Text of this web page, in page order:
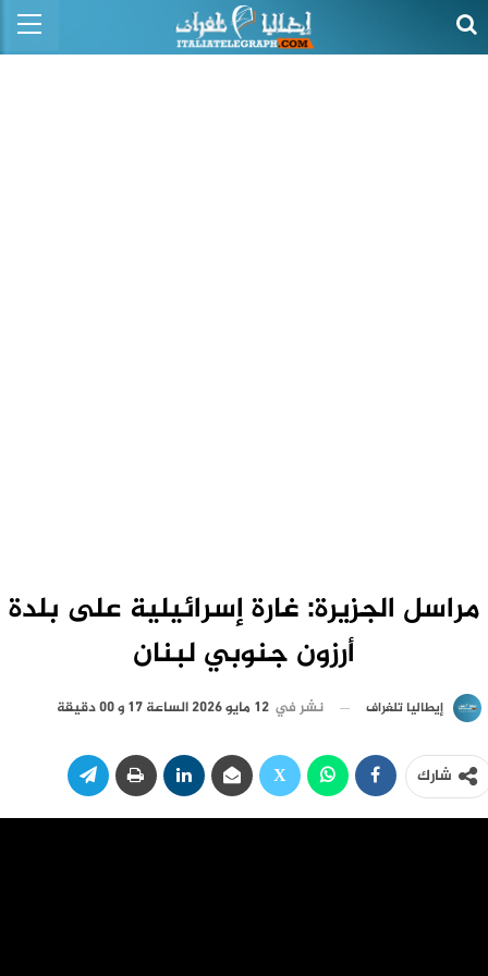
مراسل الجزيرة: غارة إسرائيلية على بلدة
أرزون جنوبي لبنان
إيطاليا تلغراف نشر في 12 مايو 2026 الساعة 17 و 00 دقيقة
شارك